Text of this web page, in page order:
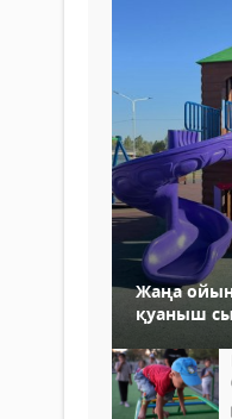
Жаңа
қуаныш